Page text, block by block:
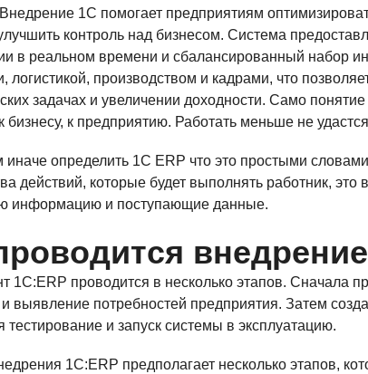
1С помогает предприятиям
контроль над бизнесом. Система
в реальном времени и сбалансированный набор
логистикой, производством и кадрами, что
задачах и увеличении доходности. Само
бизнесу, к предприятию. Работать меньше не
иначе определить 1С ERP что это простыми
действий, которые будет выполнять работник, это
информацию и поступающие данные.
1С:ERP проводится в несколько этапов. Сначала
выявление потребностей предприятия. Затем
тестирование и запуск системы в эксплуатацию.
1С:ERP предполагает несколько этапов,